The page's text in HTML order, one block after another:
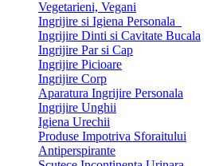
Vegetarieni, Vegani
Ingrijire si Igiena Personala
Ingrijire Dinti si Cavitate Bucala
Ingrijire Par si Cap
Ingrijire Picioare
Ingrijire Corp
Aparatura Ingrijire Personala
Ingrijire Unghii
Igiena Urechii
Produse Impotriva Sforaitului
Antiperspirante